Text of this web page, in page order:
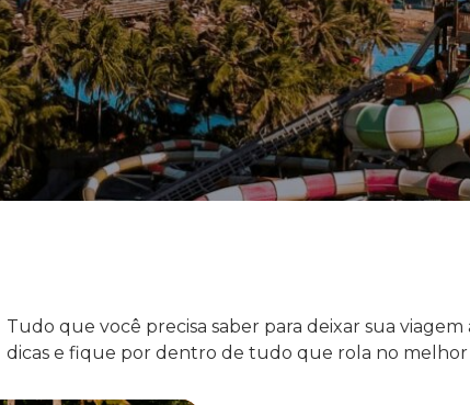
Tudo que você precisa saber para deixar sua viagem
dicas e fique por dentro de tudo que rola no melhor